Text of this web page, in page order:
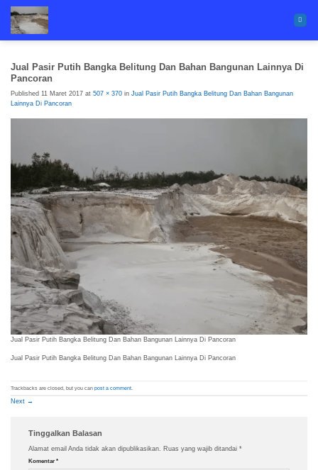
content
Jual Pasir Putih Bangka Belitung Dan Bahan Bangunan Lainnya Di
Pancoran
Published 11 Maret 2017 at 507 × 370 in Jual Pasir Putih Bangka Belitung Dan Bahan Bangunan
Lainnya Di Pancoran
Jual Pasir Putih Bangka Belitung Dan Bahan Bangunan Lainnya Di Pancoran
Jual Pasir Putih Bangka Belitung Dan Bahan Bangunan Lainnya Di Pancoran
Trackbacks are closed, but you can post a comment.
Next →
Tinggalkan Balasan
Alamat email Anda tidak akan dipublikasikan. Ruas yang wajib ditandai *
Komentar *